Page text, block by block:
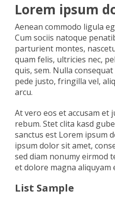
Lorem ipsum
Aenean commodo ligula
Cum sociis natoque
parturient montes,
quam felis, ultricies nec,
quis, sem. Nulla
pede justo, fringilla vel,
arcu.
At vero eos et accusam et
rebum. Stet clita kasd
sanctus est Lorem ipsum
ipsum dolor sit amet,
sed diam nonumy eirmod
et dolore magna aliquyam
List Sample